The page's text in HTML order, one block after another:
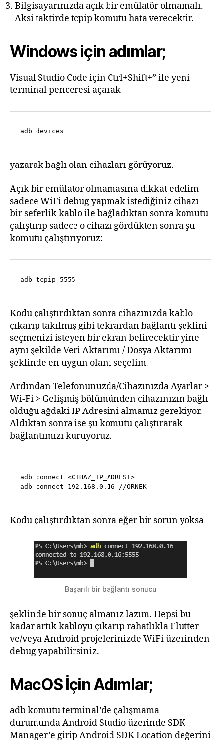
Bilgisayarınızda açık bir emülatör olmamalı.
Aksi taktirde tcpip komutu hata verecektir.
Windows için adımlar;
Visual Studio Code için Ctrl+Shift+” ile yeni
terminal penceresi açarak
adb devices
yazarak bağlı olan cihazları görüyoruz.
Açık bir emülator olmamasına dikkat edelim
sadece WiFi debug yapmak istediğiniz cihazı
bir seferlik kablo ile bağladıktan sonra komutu
çalıştırıp sadece o cihazı gördükten sonra şu
komutu çalıştırıyoruz:
adb tcpip 5555
Kodu çalıştırdıktan sonra cihazınızda kablo
çıkarıp takılmış gibi tekrardan bağlantı şeklini
seçmenizi isteyen bir ekran belirecektir yine
aynı şekilde Veri Aktarımı / Dosya Aktarımı
şeklinde en uygun olanı seçelim.
Ardından Telefonunuzda/Cihazınızda Ayarlar >
Wi-Fi > Gelişmiş bölümünden cihazınızın bağlı
olduğu ağdaki IP Adresini almamız gerekiyor.
Aldıktan sonra ise şu komutu çalıştırarak
bağlantımızı kuruyoruz.
adb connect <CIHAZ_IP_ADRESI>
adb connect 192.168.0.16 //ORNEK
Kodu çalıştırdıktan sonra eğer bir sorun yoksa
Başarılı bir bağlantı sonucu
şeklinde bir sonuç almanız lazım. Hepsi bu
kadar artık kabloyu çıkarıp rahatlıkla Flutter
ve/veya Android projelerinizde WiFi üzerinden
debug yapabilirsiniz.
MacOS İçin Adımlar;
adb komutu terminal’de çalışmama
durumunda Android Studio üzerinde SDK
Manager’e girip Android SDK Location değerini